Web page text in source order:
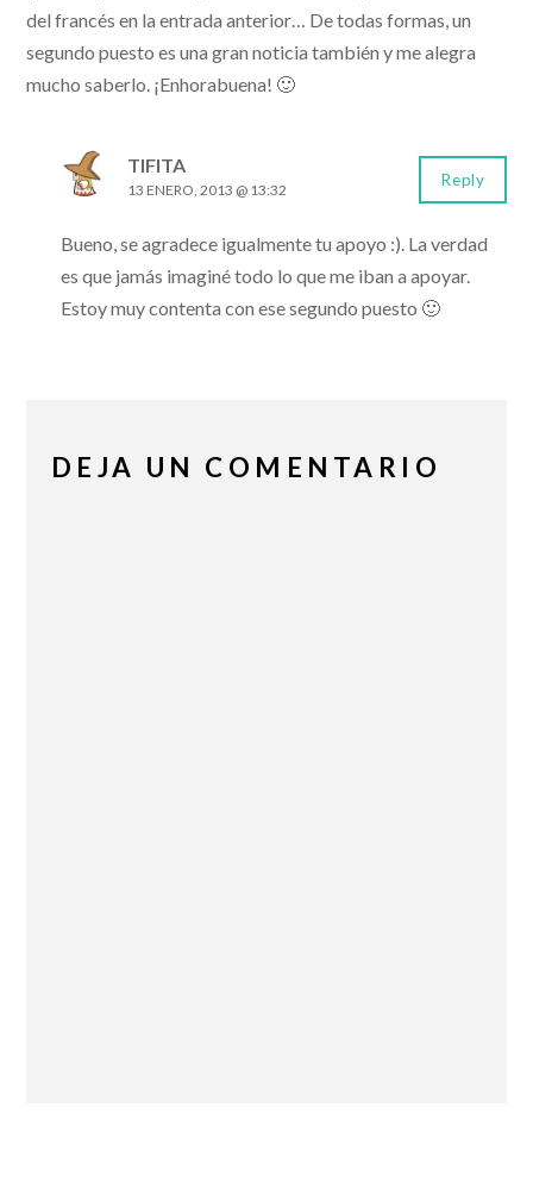
del francés en la entrada anterior… De todas formas, un
segundo puesto es una gran noticia también y me alegra
mucho saberlo. ¡Enhorabuena! 🙂
TIFITA
13 ENERO, 2013 @ 13:32
Bueno, se agradece igualmente tu apoyo :). La verdad
es que jamás imaginé todo lo que me iban a apoyar.
Estoy muy contenta con ese segundo puesto 🙂
Reply
DEJA UN COMENTARIO